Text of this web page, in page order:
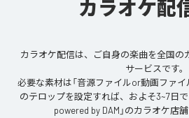
カラオケ配
カラオケ配信は、ご自身の楽曲を全国の
サービスです。
必要な素材は「音源ファイルor動画ファイ
のテロップを設定すれば、およそ3~7日で「
powered by DAM」のカラオケ店